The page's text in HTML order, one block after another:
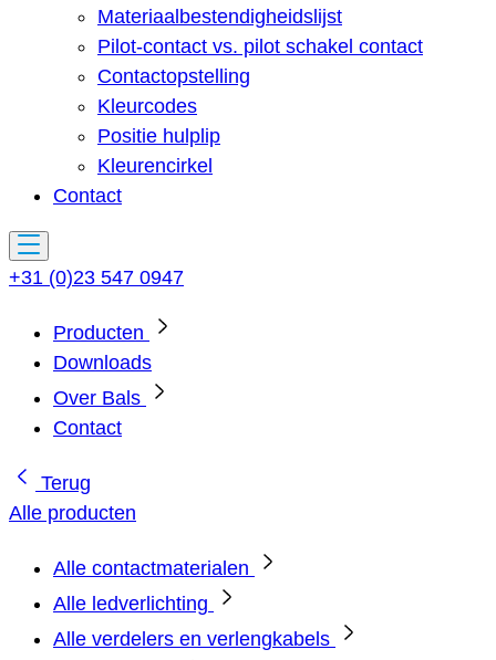
Materiaalbestendigheidslijst
Pilot-contact vs. pilot schakel contact
Contactopstelling
Kleurcodes
Positie hulplip
Kleurencirkel
Contact
+31 (0)23 547 0947
Producten
Downloads
Over Bals
Contact
Terug
Alle producten
Alle contactmaterialen
Alle ledverlichting
Alle verdelers en verlengkabels